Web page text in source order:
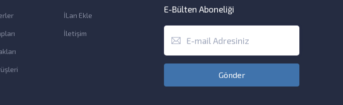
İLan Ekle
İletişim
E-Bülten Aboneliği
Gönder